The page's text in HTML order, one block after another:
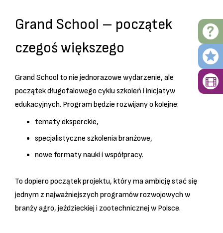
Grand School – początek
czegoś większego
Grand School to nie jednorazowe wydarzenie, ale
początek długofalowego cyklu szkoleń i inicjatyw
edukacyjnych. Program będzie rozwijany o kolejne:
tematy eksperckie,
specjalistyczne szkolenia branżowe,
nowe formaty nauki i współpracy.
To dopiero początek projektu, który ma ambicję stać się
jednym z najważniejszych programów rozwojowych w
branży agro, jeździeckiej i zootechnicznej w Polsce.